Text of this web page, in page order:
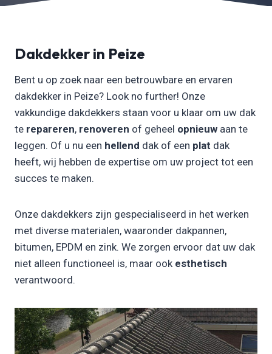
Dakdekker in Peize
Bent u op zoek naar een betrouwbare en ervaren
dakdekker in Peize? Look no further! Onze
vakkundige dakdekkers staan voor u klaar om uw dak
te repareren, renoveren of geheel opnieuw aan te
leggen. Of u nu een hellend dak of een plat dak
heeft, wij hebben de expertise om uw project tot een
succes te maken.
Onze dakdekkers zijn gespecialiseerd in het werken
met diverse materialen, waaronder dakpannen,
bitumen, EPDM en zink. We zorgen ervoor dat uw dak
niet alleen functioneel is, maar ook esthetisch
verantwoord.